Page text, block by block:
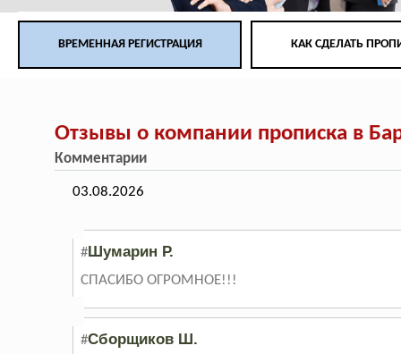
ВРЕМЕННАЯ РЕГИСТРАЦИЯ КАК СДЕЛАТЬ
Отзывы о компании прописка в
Комментарии
03.08.2026
#Шумарин Р.
СПАСИБО ОГРОМНОЕ!!!
#Сборщиков Ш.